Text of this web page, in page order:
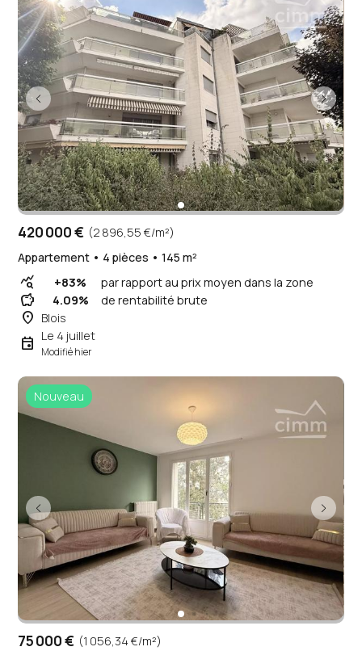
420 000 € (2 896,55 €/m²)
Appartement • 4 pièces • 145 m²
query_stats +83% par rapport au prix moyen dans la zone
savings 4.09% de rentabilité brute
place Blois
event Le 4 juillet
Modifié hier
Nouveau
75 000 € (1 056,34 €/m²)